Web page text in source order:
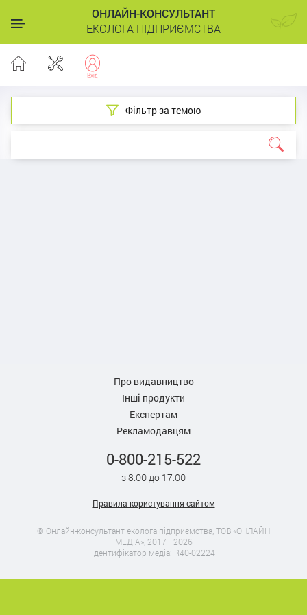
ОНЛАЙН-КОНСУЛЬТАНТ
ЕКОЛОГА ПІДПРИЄМСТВА
Фільтр за темою
Про видавництво
Інші продукти
Експертам
Рекламодавцям
0-800-215-522
з 8.00 до 17.00
Правила користування сайтом
© Онлайн-консультант еколога підприємства, ТОВ «ОНЛАЙН
МЕДІА», 2017—2026
Ідентифікатор медіа: R40-02224